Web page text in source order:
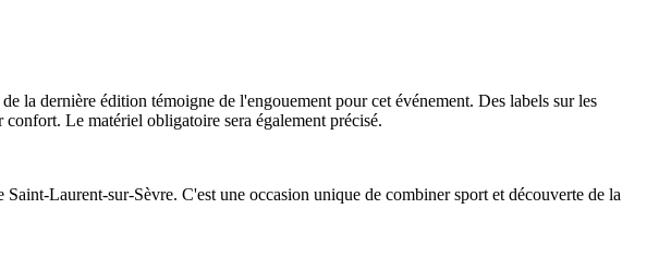
la dernière édition témoigne de l'engouement pour cet événement. Des labels sur les
Le matériel obligatoire sera également précisé.
Laurent-sur-Sèvre. C'est une occasion unique de combiner sport et découverte de la